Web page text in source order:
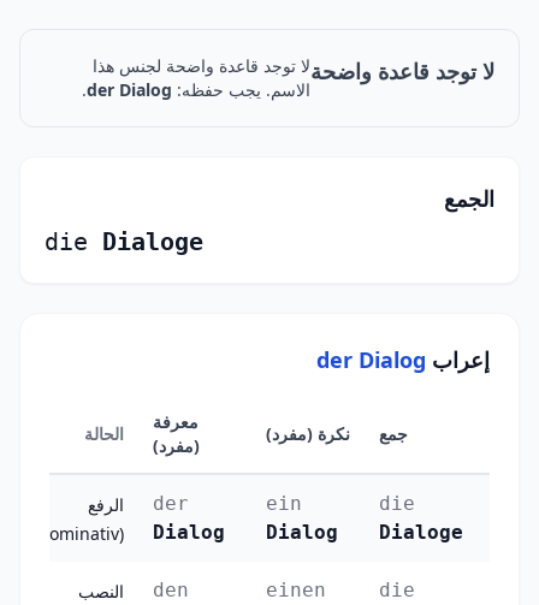
لا توجد قاعدة واضحةلا توجد قاعدة واضحة لجنس هذا
الاسم. يجب حفظه: der Dialog
.
الجمع
die Dialoge
إعراب der Dialog
الحالة
معرفة
(مفرد)
نكرة (مفرد) جمع
الرفع
(Nominativ)
der
Dialog
ein
Dialog
die
Dialoge
النصب
den
einen
die